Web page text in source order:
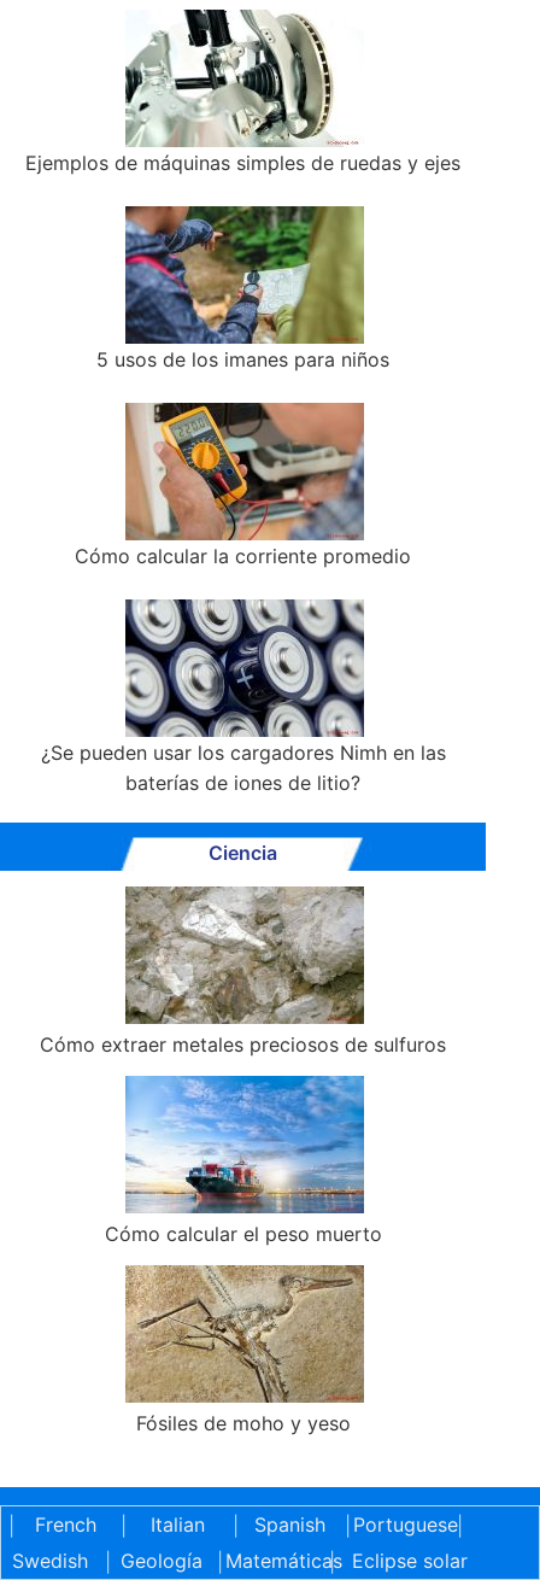
Ejemplos de máquinas simples de ruedas y ejes
5 usos de los imanes para niños
Cómo calcular la corriente promedio
¿Se pueden usar los cargadores Nimh en las
baterías de iones de litio?
Ciencia
Cómo extraer metales preciosos de sulfuros
Cómo calcular el peso muerto
Fósiles de moho y yeso
French Italian Spanish Portuguese|
Swedish
Geología Matemáticas
| Eclipse solar